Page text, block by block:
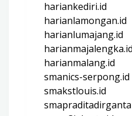
hariankediri.id
harianlamongan.id
harianlumajang.id
harianmajalengka.id
harianmalang.id
smanics-serpong.id
smakstlouis.id